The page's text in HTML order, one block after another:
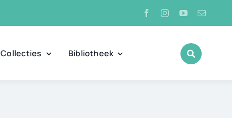
Collecties Bibliotheek